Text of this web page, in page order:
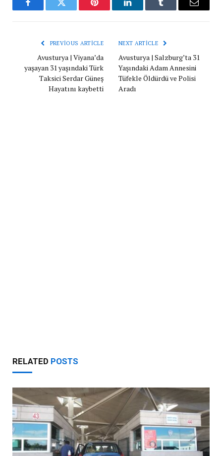
FacebookTwitter Pinterest LinkedInTumblr Email
PREVIOUS ARTICLE
Avusturya | Viyana’da
yaşayan 31 yaşındaki Türk
Taksici Serdar Güneş
Hayatını kaybetti
NEXT ARTICLE
Avusturya | Salzburg’ta 31
Yaşındaki Adam Annesini
Tüfekle Öldürdü ve Polisi
Aradı
RELATED POSTS